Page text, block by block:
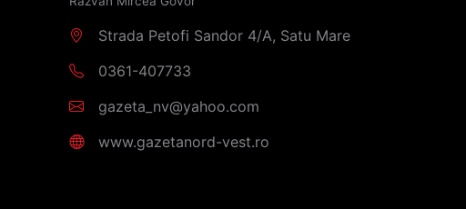
Strada Petofi Sandor 4/A, Satu Mare
0361-407733
gazeta_nv@yahoo.com
www.gazetanord-vest.ro